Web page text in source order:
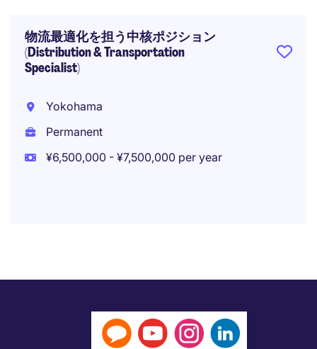
物流最適化を担う中核ポジション
(Distribution & Transportation
Specialist)
Yokohama
Permanent
¥6,500,000 - ¥7,500,000 per year